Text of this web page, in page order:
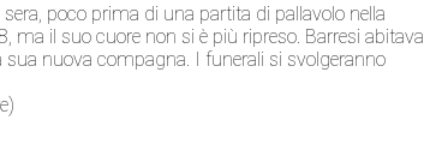
poco prima di una partita di pallavolo nella
ma il suo cuore non si è più ripreso. Barresi abitava
nuova compagna. I funerali si svolgeranno